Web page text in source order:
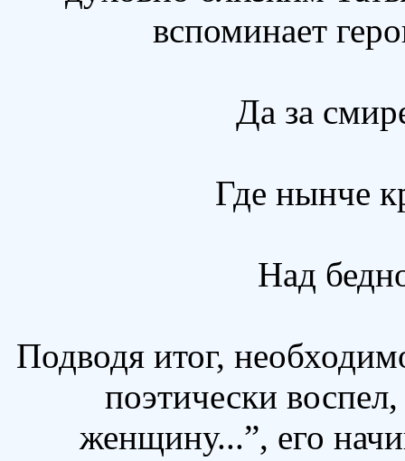
вспоминает
Да за
Где нынче
Над
Подводя итог,
поэтически
женщину...”, его